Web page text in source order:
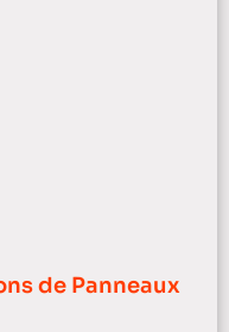
de Panneaux